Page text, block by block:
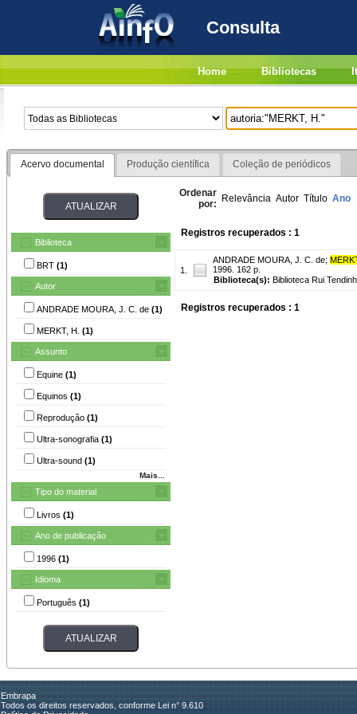
Consulta
Home Bibliotecas
Acervo documental Produção científica Coleção de periódicos
Biblioteca
BRT (1)
Autor
ANDRADE MOURA, J. C. de (1)
MERKT, H. (1)
Assunto
Equine (1)
Equinos (1)
Reprodução (1)
Ultra-sonografia (1)
Ultra-sound (1)
Mais...
Tipo do material
Livros (1)
Ano de publicação
1996 (1)
Idioma
Português (1)
Ordenar
por: Relevância Autor Título Ano
Registros recuperados : 1
1.
ANDRADE MOURA, J. C. de;
1996. 162 p.
Biblioteca(s): Biblioteca Rui
Registros recuperados : 1
Embrapa
Todos os direitos reservados, conforme Lei n° 9.610